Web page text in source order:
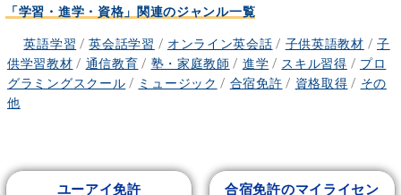
「学習・進学・資格」関連のジャンル一覧
英語学習 /英会話学習 / オンライン英会話 / 子供英語教材 / 子
供学習教材 / 通信教育 / 塾・家庭教師 / 進学 / スキル習得 / プロ
グラミングスクール / ミュージック / 合宿免許 / 資格取得 / その
他
ユーアイ免許
合宿免許のマイライセン